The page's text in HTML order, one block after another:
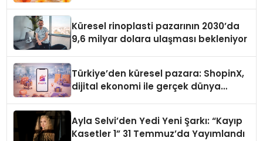
Küresel rinoplasti pazarının 2030’da
9,6 milyar dolara ulaşması bekleniyor
Türkiye’den küresel pazara: ShopinX,
dijital ekonomi ile gerçek dünya
Ayla Selvi’den Yedi Yeni Şarkı: “Kayıp
Kasetler 1” 31 Temmuz’da Yayımlandı